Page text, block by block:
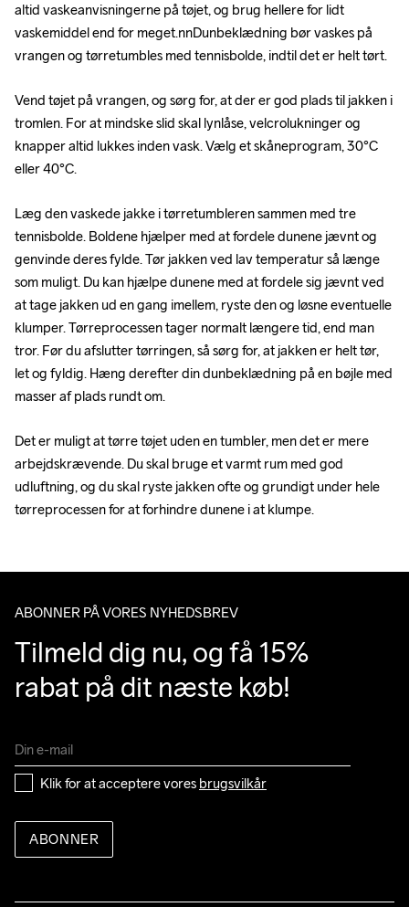
altid vaskeanvisningerne på tøjet, og brug hellere for lidt
vaskemiddel end for meget.nnDunbeklædning bør vaskes på
vrangen og tørretumbles med tennisbolde, indtil det er helt tørt.
Vend tøjet på vrangen, og sørg for, at der er god plads til jakken i
tromlen. For at mindske slid skal lynlåse, velcrolukninger og
knapper altid lukkes inden vask. Vælg et skåneprogram, 30°C
eller 40°C.
Læg den vaskede jakke i tørretumbleren sammen med tre
tennisbolde. Boldene hjælper med at fordele dunene jævnt og
genvinde deres fylde. Tør jakken ved lav temperatur så længe
som muligt. Du kan hjælpe dunene med at fordele sig jævnt ved
at tage jakken ud en gang imellem, ryste den og løsne eventuelle
klumper. Tørreprocessen tager normalt længere tid, end man
tror. Før du afslutter tørringen, så sørg for, at jakken er helt tør,
let og fyldig. Hæng derefter din dunbeklædning på en bøjle med
masser af plads rundt om.
Det er muligt at tørre tøjet uden en tumbler, men det er mere
arbejdskrævende. Du skal bruge et varmt rum med god
udluftning, og du skal ryste jakken ofte og grundigt under hele
tørreprocessen for at forhindre dunene i at klumpe.
ABONNER PÅ VORES NYHEDSBREV
Tilmeld dig nu, og få 15%
rabat på dit næste køb!
Klik for at acceptere vores brugsvilkår
ABONNER